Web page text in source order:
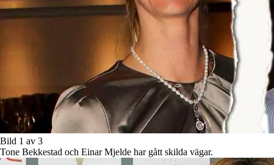
Bild 1 av 3
Tone Bekkestad och Einar Mjelde har gått skilda vägar.